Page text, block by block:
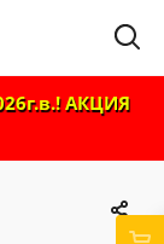
АКЦИЯ